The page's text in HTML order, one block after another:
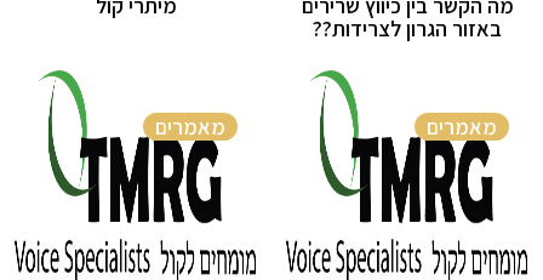
באזור הגרון לצרידות??
מאמרים מאמרים